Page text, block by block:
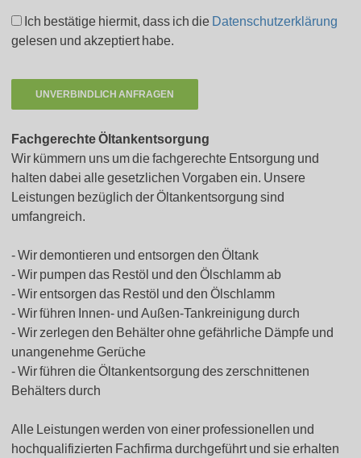
Ich bestätige hiermit, dass ich die Datenschutzerklärung
gelesen und akzeptiert habe.
Fachgerechte Öltankentsorgung
Wir kümmern uns um die fachgerechte Entsorgung und
halten dabei alle gesetzlichen Vorgaben ein. Unsere
Leistungen bezüglich der Öltankentsorgung sind
umfangreich.
Wir demontieren und entsorgen den Öltank
Wir pumpen das Restöl und den Ölschlamm ab
Wir entsorgen das Restöl und den Ölschlamm
Wir führen Innen- und Außen-Tankreinigung durch
Wir zerlegen den Behälter ohne gefährliche Dämpfe und
unangenehme Gerüche
Wir führen die Öltankentsorgung des zerschnittenen
Behälters durch
Alle Leistungen werden von einer professionellen und
hochqualifizierten Fachfirma durchgeführt und sie erhalten